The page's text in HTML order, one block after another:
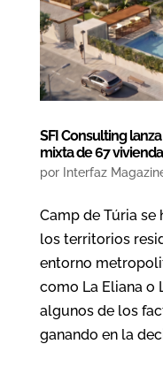
SFI Consulting
mixta de 67
por Interfaz
Camp de Túria
los territorios
entorno
como La Eliana o
algunos de los
ganando en la